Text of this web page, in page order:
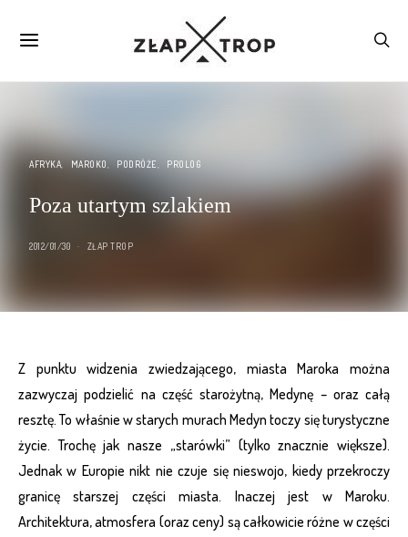
AFRYKA MAROKO PODRÓŻE PROLOG
Poza utartym szlakiem
2012/01/30 ZŁAP TROP
Z punktu widzenia zwiedzającego, miasta Maroka można
zazwyczaj podzielić na część starożytną, Medynę – oraz całą
resztę. To właśnie w starych murach Medyn toczy się turystyczne
życie. Trochę jak nasze „starówki” (tylko znacznie większe).
Jednak w Europie nikt nie czuje się nieswojo, kiedy przekroczy
granicę starszej części miasta. Inaczej jest w Maroku.
Architektura, atmosfera (oraz ceny) są całkowicie różne w części